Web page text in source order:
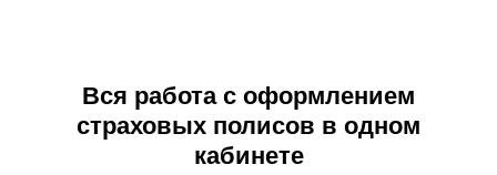
Вся работа с оформлением
страховых полисов в одном
кабинете